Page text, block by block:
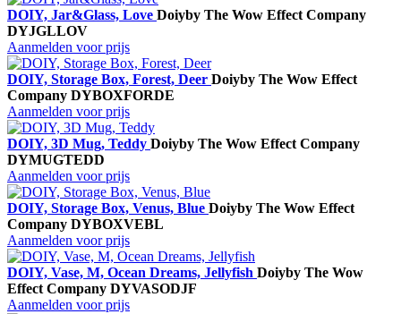
DOIY, Jar&Glass, Love Doiyby The Wow Effect Company
DYJGLLOV
Aanmelden voor prijs
DOIY, Storage Box, Forest, Deer Doiyby The Wow Effect
Company DYBOXFORDE
Aanmelden voor prijs
DOIY, 3D Mug, Teddy Doiyby The Wow Effect Company
DYMUGTEDD
Aanmelden voor prijs
DOIY, Storage Box, Venus, Blue Doiyby The Wow Effect
Company DYBOXVEBL
Aanmelden voor prijs
DOIY, Vase, M, Ocean Dreams, Jellyfish Doiyby The Wow
Effect Company DYVASODJF
Aanmelden voor prijs